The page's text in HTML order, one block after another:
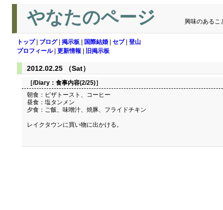
やなたのページ 興味のあるこ
トップ| ブログ| 掲示板 国際結婚 セブ| 登山
プロフィール| 更新情報 旧掲示板
2012.02.25 （Sat）
［/Diary： 食事内容(2/25)］
朝食：ピザトースト、コーヒー
昼食：塩タンメン
夕食：ご飯、味噌汁、焼豚、フライドチキン
レイクタウンに買い物に出かける。